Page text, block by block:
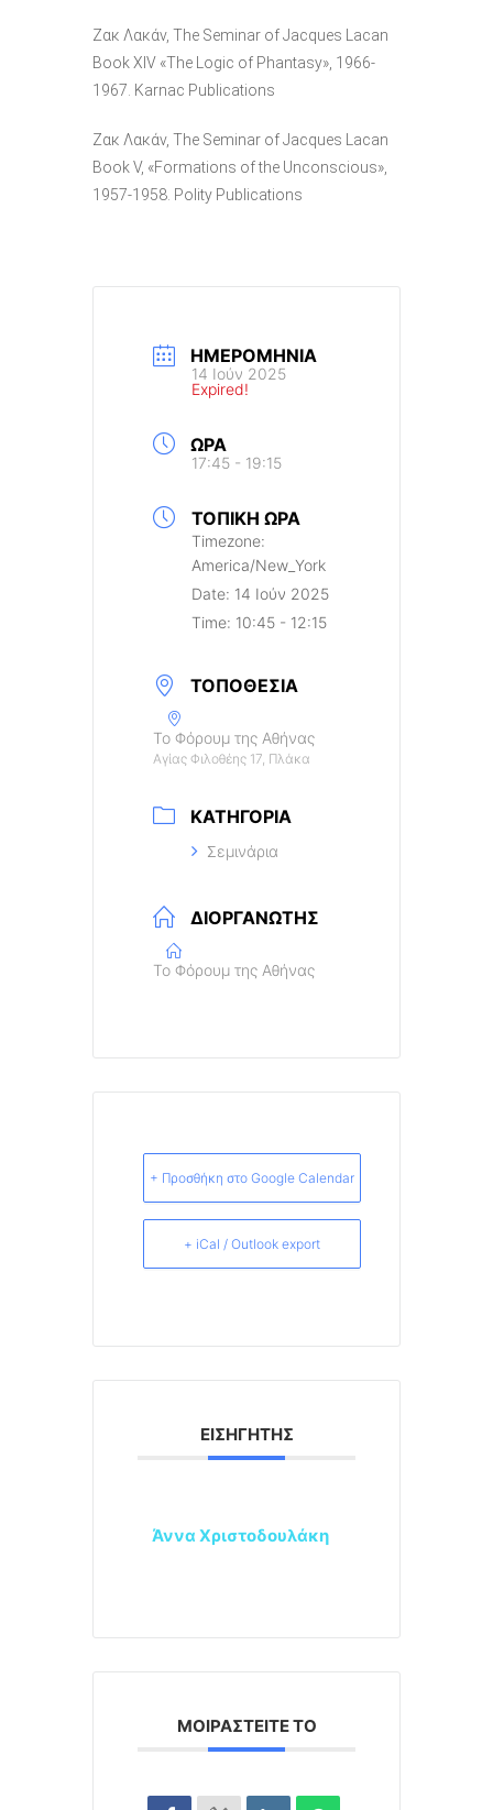
Ζακ Λακάν, The Seminar of Jacques Lacan
Book XIV «The Logic of Phantasy», 1966-
1967. Karnac Publications
Ζακ Λακάν, The Seminar of Jacques Lacan
Book V, «Formations of the Unconscious»,
1957-1958. Polity Publications
ΗΜΕΡΟΜΗΝΊΑ
14 Ιούν 2025
Expired!
ΏΡΑ
17:45 - 19:15
ΤΟΠΙΚΉ ΏΡΑ
Timezone:
America/New_York
Date: 14 Ιούν 2025
Time: 10:45 - 12:15
ΤΟΠΟΘΕΣΊΑ
Το Φόρουμ της Αθήνας
Αγίας Φιλοθέης 17, Πλάκα
ΚΑΤΗΓΟΡΊΑ
Σεμινάρια
ΔΙΟΡΓΑΝΩΤΉΣ
Το Φόρουμ της Αθήνας
+ Προσθήκη στο Google Calendar
+ iCal / Outlook export
ΕΙΣΗΓΗΤΉΣ
Άννα Χριστοδουλάκη
ΜΟΙΡΑΣΤΕΊΤΕ ΤΟ